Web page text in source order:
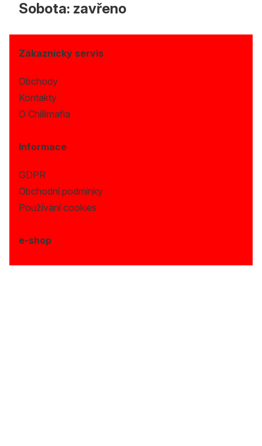
Sobota: zavřeno
Zákaznický servis
Obchody
Kontakty
O Chillimafia
Informace
GDPR
Obchodní podmínky
Používání cookies
e-shop
Provozní doba: